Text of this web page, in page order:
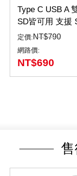
Type C USB A
SD皆可用 支援
(CS3/CS3-D/
定價:NT$790
網路價:
NT$690